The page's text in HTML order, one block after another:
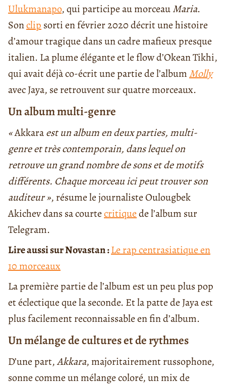
Ulukmanapo, qui participe au morceauMaria.
Sonclip sorti en février 2020 décrit une histoire
d’amour tragique dans un cadre mafieux presque
italien. La plume élégante et le flow d’Okean Tikhi,
qui avait déjà co-écrit une partie de l’album Molly
avec Jaya, se retrouvent sur quatre morceaux.
Un album multi-genre
«Akkaraest un album en deux parties, multi-
genre et très contemporain, dans lequel on
retrouve un grand nombre de sons et de motifs
différents. Chaque morceau ici peut trouver son
auditeur », résume le journaliste Oulougbek
Akichev dans sa courtecritiquede l’album sur
Telegram.
Lire aussi sur Novastan :Le rap centrasiatique en
10 morceaux
La première partie de l’album est un peu plus pop
et éclectique que la seconde. Et la patte de Jaya est
plus facilement reconnaissable en fin d’album.
Un mélange de cultures et de rythmes
D’une part,Akkara, majoritairement russophone,
sonne comme un mélange coloré, un mix de